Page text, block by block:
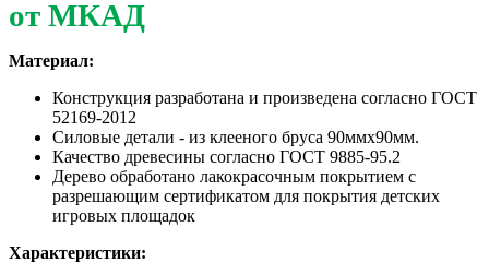
от МКАД
Материал:
Конструкция разработана и произведена согласно ГОСТ
52169-2012
Силовые детали - из клееного бруса 90ммх90мм.
Качество древесины согласно ГОСТ 9885-95.2
Дерево обработано лакокрасочным покрытием с
разрешающим сертификатом для покрытия детских
игровых площадок
Характеристики: